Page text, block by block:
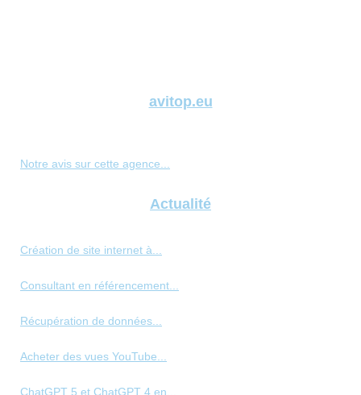
avitop.eu
Notre avis sur cette agence...
Actualité
Création de site internet à...
Consultant en référencement...
Récupération de données...
Acheter des vues YouTube...
ChatGPT 5 et ChatGPT 4 en...